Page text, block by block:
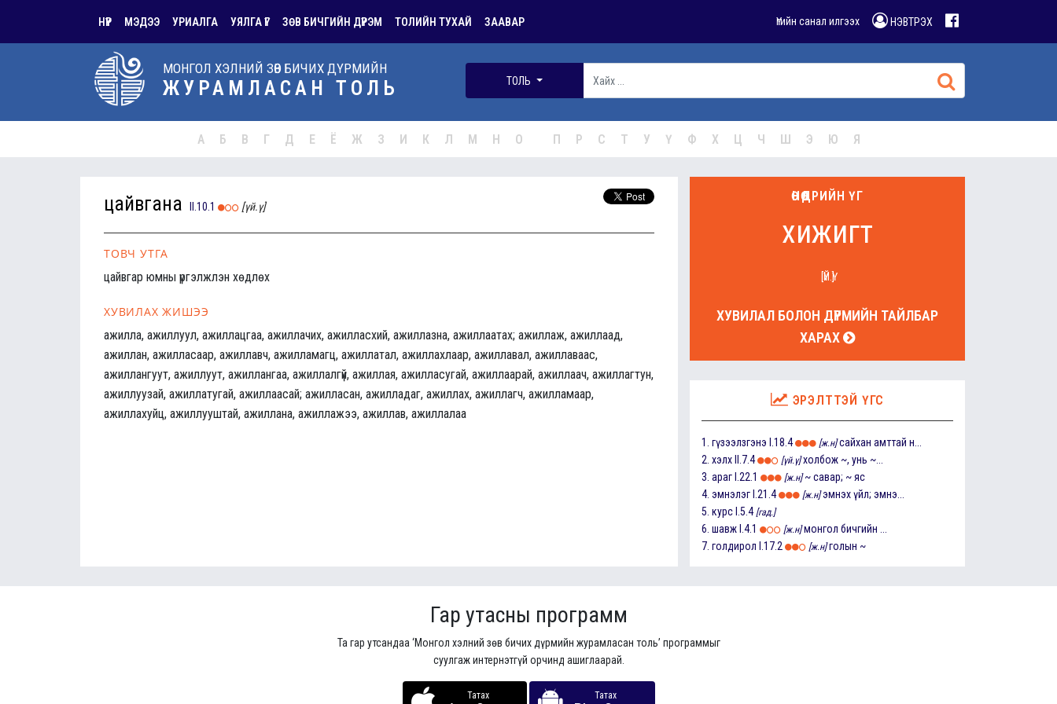
НҮҮР МЭДЭЭ УРИАЛГА УЯЛГА ҮГ ЗӨВ БИЧГИЙН ДҮРЭМ ТОЛИЙН ТУХАЙ ЗААВАР Үгийн санал илгээх НЭВТРЭХ
МОНГОЛ ХЭЛНИЙ ЗӨВ БИЧИХ ДҮРМИЙН
ЖУРАМЛАСАН ТОЛЬ ТОЛЬ
А Б В Г Д Е Ё Ж З И К Л М Н О П Р С Т У Ү Ф Х Ц Ч Ш Э Ю Я
цайвгана II.10.1 [үй.ү]
ТОВЧ УТГА
цайвгар юмны үргэлжлэн хөдлөх
ХУВИЛАХ ЖИШЭЭ
ажилла, ажиллуул, ажиллацгаа, ажиллачих, ажилласхий, ажиллазна, ажиллаатах; ажиллаж, ажиллаад,
ажиллан, ажилласаар, ажиллавч, ажилламагц, ажиллатал, ажиллахлаар, ажиллавал, ажиллаваас,
ажиллангуут, ажиллуут, ажиллангаа, ажиллалгүй, ажиллая, ажилласугай, ажиллаарай, ажиллаач, ажиллагтун,
ажиллуузай, ажиллатугай, ажиллаасай; ажилласан, ажилладаг, ажиллах, ажиллагч, ажилламаар,
ажиллахуйц, ажиллууштай, ажиллана, ажиллажээ, ажиллав, ажиллалаа
ӨНӨӨДРИЙН ҮГ
хижигт
[ҮЙ.Ү]
ХУВИЛАЛ БОЛОН ДҮРМИЙН ТАЙЛБАР
ХАРАХ
ЭРЭЛТТЭЙ ҮГС
1. гүзээлзгэнэ I.18.4 [ж.н] сайхан амттай н...
2. хэлх II.7.4 [үй.ү] холбож ~, унь ~...
3. араг I.22.1 [ж.н] ~ савар; ~ яс
4. эмнэлэг I.21.4 [ж.н] эмнэх үйл; эмнэ...
5. курс I.5.4 [гад.]
6. шавж I.4.1 [ж.н] монгол бичгийн ...
7. голдирол I.17.2 [ж.н] голын ~
Гар утасны программ
Та гар утсандаа ‘Монгол хэлний зөв бичих дүрмийн журамласан толь’ программыг
суулгаж интернэтгүй орчинд ашиглаарай.
Татах Татах